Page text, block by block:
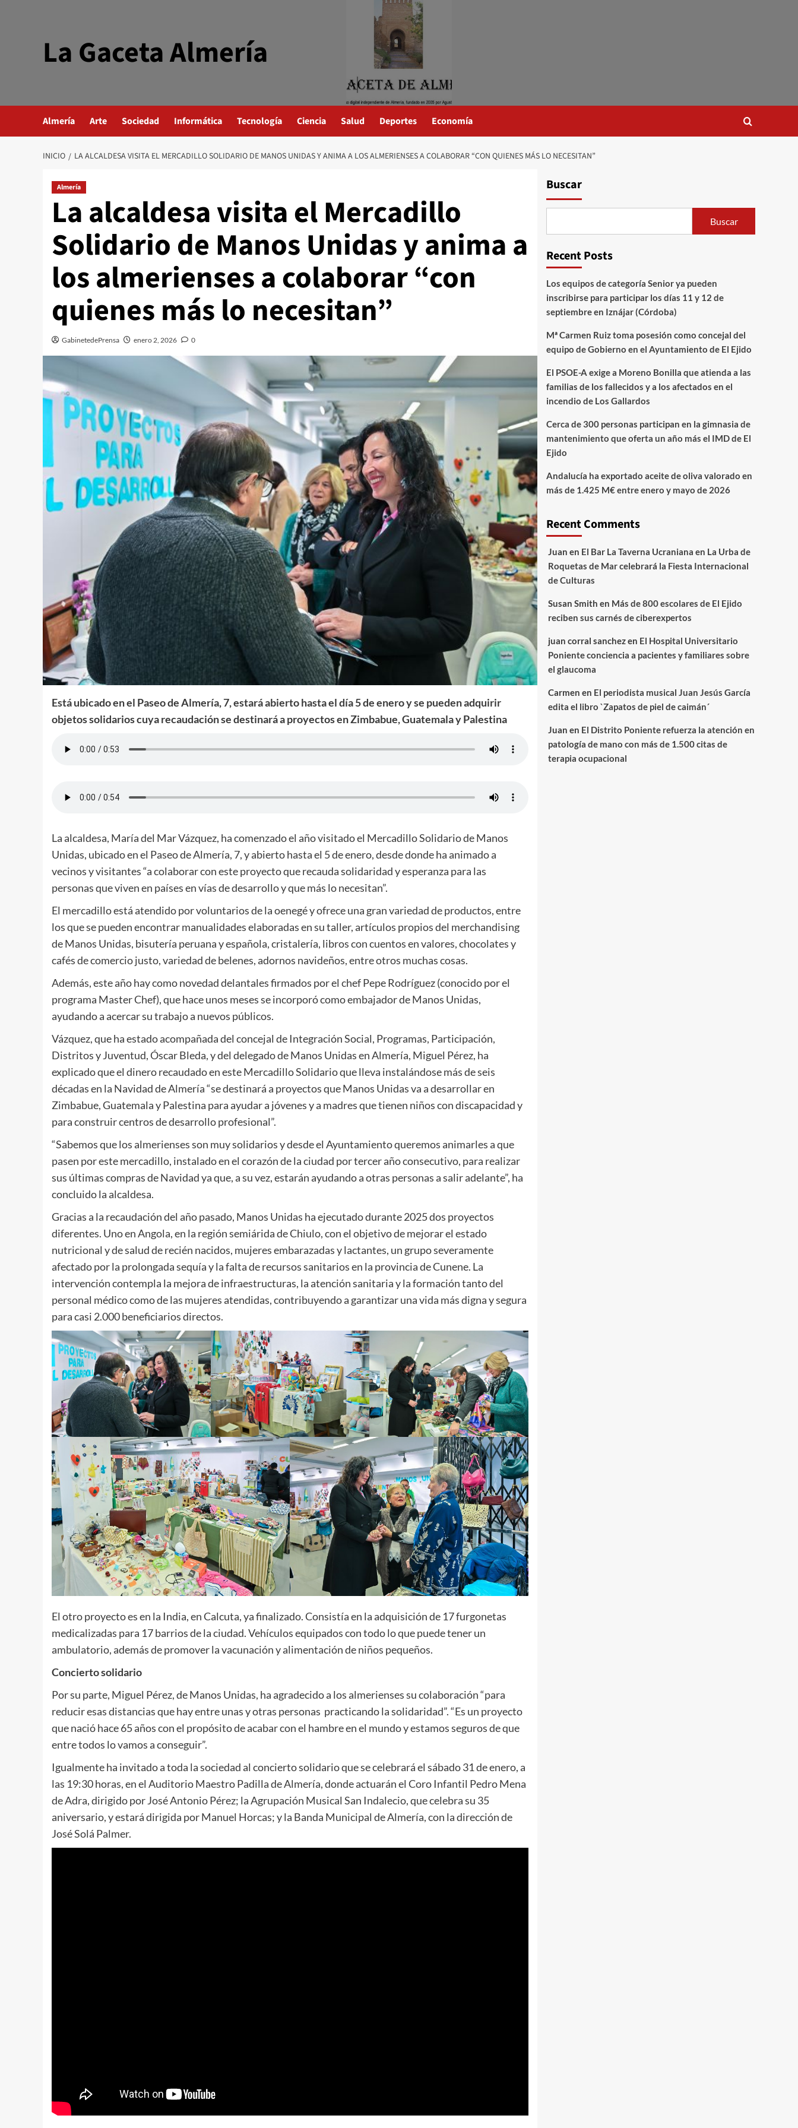
La Gaceta Almería
Almería Arte Sociedad Informática Tecnología Ciencia Salud Deportes Economía
INICIO LA ALCALDESA VISITA EL MERCADILLO SOLIDARIO DE MANOS UNIDAS Y ANIMA A LOS ALMERIENSES A COLABORAR “CON QUIENES MÁS LO NECESITAN”
Almería
La alcaldesa visita el Mercadillo
Solidario de Manos Unidas y anima a
los almerienses a colaborar “con
quienes más lo necesitan”
GabinetedePrensa enero 2, 2026 0
Está ubicado en el Paseo de Almería, 7, estará abierto hasta el día 5 de enero y se pueden adquirir
objetos solidarios cuya recaudación se destinará a proyectos en Zimbabue, Guatemala y Palestina
La alcaldesa, María del Mar Vázquez, ha comenzado el año visitado el Mercadillo Solidario de Manos
Unidas, ubicado en el Paseo de Almería, 7, y abierto hasta el 5 de enero, desde donde ha animado a
vecinos y visitantes “a colaborar con este proyecto que recauda solidaridad y esperanza para las
personas que viven en países en vías de desarrollo y que más lo necesitan”.
El mercadillo está atendido por voluntarios de la oenegé y ofrece una gran variedad de productos, entre
los que se pueden encontrar manualidades elaboradas en su taller, artículos propios del merchandising
de Manos Unidas, bisutería peruana y española, cristalería, libros con cuentos en valores, chocolates y
cafés de comercio justo, variedad de belenes, adornos navideños, entre otros muchas cosas.
Además, este año hay como novedad delantales firmados por el chef Pepe Rodríguez (conocido por el
programa Master Chef), que hace unos meses se incorporó como embajador de Manos Unidas,
ayudando a acercar su trabajo a nuevos públicos.
Vázquez, que ha estado acompañada del concejal de Integración Social, Programas, Participación,
Distritos y Juventud, Óscar Bleda, y del delegado de Manos Unidas en Almería, Miguel Pérez, ha
explicado que el dinero recaudado en este Mercadillo Solidario que lleva instalándose más de seis
décadas en la Navidad de Almería “se destinará a proyectos que Manos Unidas va a desarrollar en
Zimbabue, Guatemala y Palestina para ayudar a jóvenes y a madres que tienen niños con discapacidad y
para construir centros de desarrollo profesional”.
“Sabemos que los almerienses son muy solidarios y desde el Ayuntamiento queremos animarles a que
pasen por este mercadillo, instalado en el corazón de la ciudad por tercer año consecutivo, para realizar
sus últimas compras de Navidad ya que, a su vez, estarán ayudando a otras personas a salir adelante”, ha
concluido la alcaldesa.
Gracias a la recaudación del año pasado, Manos Unidas ha ejecutado durante 2025 dos proyectos
diferentes. Uno en Angola, en la región semiárida de Chiulo, con el objetivo de mejorar el estado
nutricional y de salud de recién nacidos, mujeres embarazadas y lactantes, un grupo severamente
afectado por la prolongada sequía y la falta de recursos sanitarios en la provincia de Cunene. La
intervención contempla la mejora de infraestructuras, la atención sanitaria y la formación tanto del
personal médico como de las mujeres atendidas, contribuyendo a garantizar una vida más digna y segura
para casi 2.000 beneficiarios directos.
El otro proyecto es en la India, en Calcuta, ya finalizado. Consistía en la adquisición de 17 furgonetas
medicalizadas para 17 barrios de la ciudad. Vehículos equipados con todo lo que puede tener un
ambulatorio, además de promover la vacunación y alimentación de niños pequeños.
Concierto solidario
Por su parte, Miguel Pérez, de Manos Unidas, ha agradecido a los almerienses su colaboración “para
reducir esas distancias que hay entre unas y otras personas practicando la solidaridad”. “Es un proyecto
que nació hace 65 años con el propósito de acabar con el hambre en el mundo y estamos seguros de que
entre todos lo vamos a conseguir”.
Igualmente ha invitado a toda la sociedad al concierto solidario que se celebrará el sábado 31 de enero, a
las 19:30 horas, en el Auditorio Maestro Padilla de Almería, donde actuarán el Coro Infantil Pedro Mena
de Adra, dirigido por José Antonio Pérez; la Agrupación Musical San Indalecio, que celebra su 35
aniversario, y estará dirigida por Manuel Horcas; y la Banda Municipal de Almería, con la dirección de
José Solá Palmer.
Buscar
Buscar
Recent Posts
Los equipos de categoría Senior ya pueden
inscribirse para participar los días 11 y 12 de
septiembre en Iznájar (Córdoba)
Mª Carmen Ruiz toma posesión como concejal del
equipo de Gobierno en el Ayuntamiento de El Ejido
El PSOE-A exige a Moreno Bonilla que atienda a las
familias de los fallecidos y a los afectados en el
incendio de Los Gallardos
Cerca de 300 personas participan en la gimnasia de
mantenimiento que oferta un año más el IMD de El
Ejido
Andalucía ha exportado aceite de oliva valorado en
más de 1.425 M€ entre enero y mayo de 2026
Recent Comments
Juan en El Bar La Taverna Ucraniana en La Urba de
Roquetas de Mar celebrará la Fiesta Internacional
de Culturas
Susan Smith en Más de 800 escolares de El Ejido
reciben sus carnés de ciberexpertos
juan corral sanchezen El Hospital Universitario
Poniente conciencia a pacientes y familiares sobre
el glaucoma
Carmen en El periodista musical Juan Jesús García
edita el libro `Zapatos de piel de caimán´
Juan en El Distrito Poniente refuerza la atención en
patología de mano con más de 1.500 citas de
terapia ocupacional